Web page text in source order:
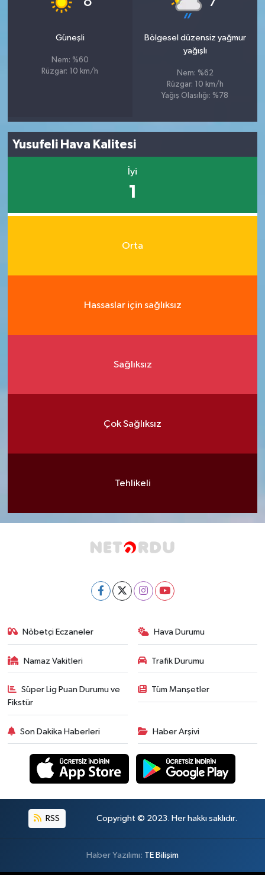
Güneşli
Nem: %60
Rüzgar: 10 km/h
Bölgesel düzensiz yağmur
yağışlı
Nem: %62
Rüzgar: 10 km/h
Yağış Olasılığı: %78
Yusufeli Hava Kalitesi
İyi
1
Orta
Hassaslar için sağlıksız
Sağlıksız
Çok Sağlıksız
Tehlikeli
Nöbetçi Eczaneler Hava Durumu
Namaz Vakitleri Trafik Durumu
Süper Lig Puan Durumu ve
Fikstür
Tüm Manşetler
Son Dakika Haberleri Haber Arşivi
RSS Copyright © 2023. Her hakkı saklıdır.
Haber Yazılımı: TE Bilişim